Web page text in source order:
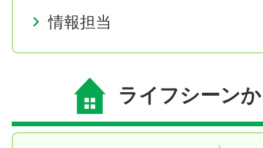
情報担当
ライフシーン